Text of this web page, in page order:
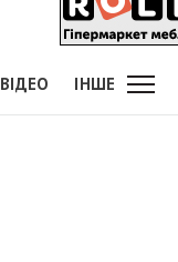
ВІДЕО ІНШЕ